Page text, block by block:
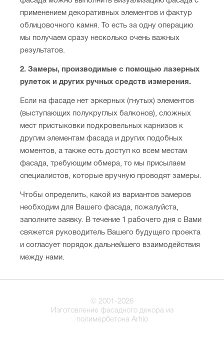
применением декоративных элементов и фактур
облицовочного камня. То есть за одну операцию
мы получаем сразу несколько очень важных
результатов.
2. Замеры, производимые с помощью лазерных
рулеток и других ручных средств измерения.
Если на фасаде нет эркерных (гнутых) элементов
(выступающих полукруглых балконов), сложных
мест пристыковки подкровельных карнизов к
другим элементам фасада и других подобных
моментов, а также есть доступ ко всем местам
фасада, требующим обмера, то мы присылаем
специалистов, которые вручную проводят замеры.
Чтобы определить, какой из вариантов замеров
необходим для Вашего фасада, пожалуйста,
заполните заявку. В течение 1 рабочего дня с Вами
свяжется руководитель Вашего будущего проекта
и согласует порядок дальнейшего взаимодействия
между нами.
© 2001-2026
Изготовление фасадного декора из
полимербетона Arhio